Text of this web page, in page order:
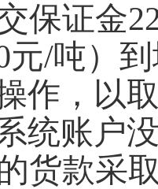
保证金
元/吨）
作，以
统账户
货款采